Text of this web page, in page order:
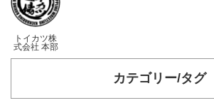
トイカツ株
式会社 本部
カテゴリー/タグ